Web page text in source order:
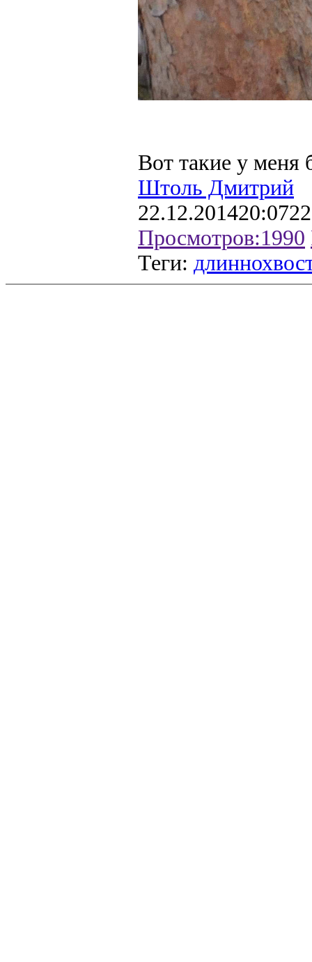
Вот такие у меня
Штоль Дмитрий
22.12.201420:07
Просмотров:1990
Теги: